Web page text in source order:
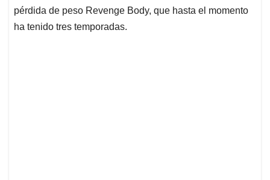
pérdida de peso Revenge Body, que hasta el momento
ha tenido tres temporadas.